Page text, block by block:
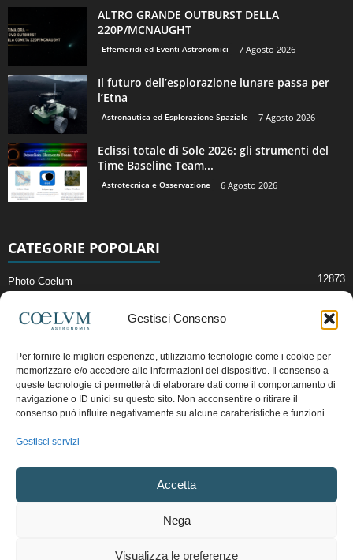
Gestisci Consenso
Per fornire le migliori esperienze, utilizziamo tecnologie come i cookie per
memorizzare e/o accedere alle informazioni del dispositivo. Il consenso a
queste tecnologie ci permetterà di elaborare dati come il comportamento di
navigazione o ID unici su questo sito. Non acconsentire o ritirare il
consenso può influire negativamente su alcune caratteristiche e funzioni.
Gestisci servizi
Accetta
Nega
Visualizza le preferenze
ALTRO GRANDE OUTBURST DELLA
220P/MCNAUGHT
Effemeridi ed Eventi Astronomici 7 Agosto 2026
Il futuro dell’esplorazione lunare passa per
l’Etna
Astronautica ed Esplorazione Spaziale 7 Agosto 2026
Eclissi totale di Sole 2026: gli strumenti del
Time Baseline Team...
Astrotecnica e Osservazione 6 Agosto 2026
CATEGORIE POPOLARI
Photo-Coelum 12873
News di Astronomia 2411
Cielo del Mese
Astronomia, Astrofisica e Cosmologia
Articoli e Risorse On-Line
Copyright © 1997 - 2024 vietata la riproduzione.
Termini e Condizioni di Vendita